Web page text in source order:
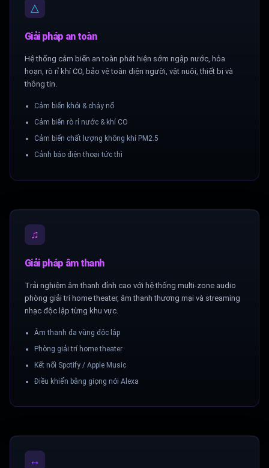
△
Giải pháp an toàn
Hệ thống cảm biến an toàn phát hiện sớm ngập nước, hỏa
hoạn, rò rỉ khí CO, bảo vệ toàn diện người, vật nuôi, thiết bị và
thông tin.
Cảm biến khói & cháy nổ
Cảm biến rò rỉ nước & khí CO
Cảm biến chất lượng không khí PM2.5
Cảnh báo điện thoại tức thì
♫
Giải pháp âm thanh
Trải nghiệm âm thanh đỉnh cao với hệ thống multi-zone audio
phòng giải trí home theater, âm thanh thương mại và streaming
nhạc độc lập từng khu vực.
Âm thanh đa vùng độc lập
Phòng giải trí home theater
Kết nối Spotify / Apple Music
Điều khiển bằng giọng nói Alexa
↔